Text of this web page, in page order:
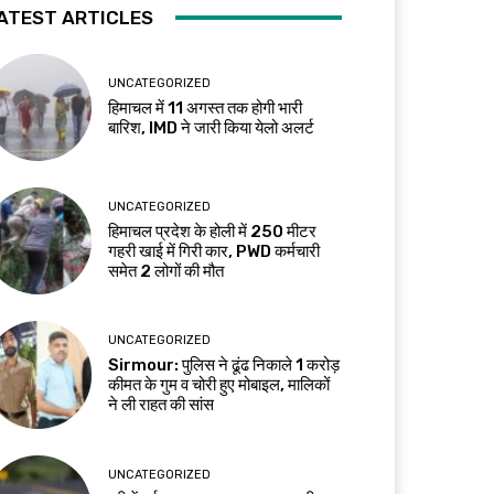
ARTICLES
UNCATEGORIZED
हिमाचल में 11 अगस्त तक होगी भारी
बारिश, IMD ने जारी किया येलो अलर्ट
UNCATEGORIZED
हिमाचल प्रदेश के होली में 250 मीटर
गहरी खाई में गिरी कार, PWD कर्मचारी
समेत 2 लोगों की मौत
UNCATEGORIZED
Sirmour: पुलिस ने ढूंढ निकाले 1 करोड़
कीमत के गुम व चोरी हुए मोबाइल, मालिकों
ने ली राहत की सांस
UNCATEGORIZED